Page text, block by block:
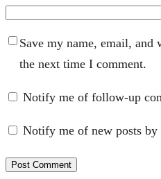
Save my name, email,
the next time I comment.
Notify me of follow-up
Notify me of new posts by